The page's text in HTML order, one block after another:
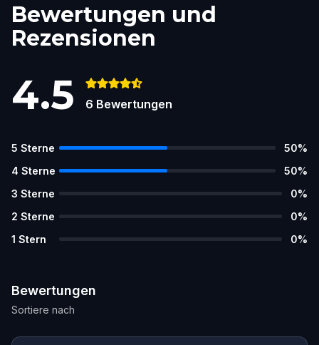
Bewertungen und
Rezensionen
4.5 6 Bewertungen
5 Sterne 50%
4 Sterne 50%
3 Sterne 0%
2 Sterne 0%
1 Stern 0%
Bewertungen
Sortiere nach